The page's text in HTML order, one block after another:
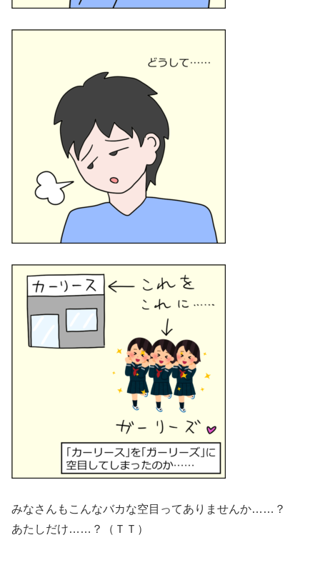
みなさんもこんなバカな空目ってありませんか……？
あたしだけ……？（ＴＴ）